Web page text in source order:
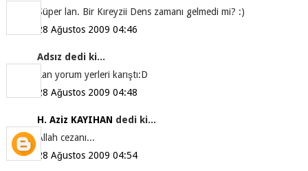
Süper lan. Bir Kıreyzii Dens zamanı gelmedi mi? :)
28 Ağustos 2009 04:46
Adsız dedi ki...
Lan yorum yerleri karıştı:D
28 Ağustos 2009 04:48
H. Aziz KAYIHAN dedi ki...
Allah cezanı...
28 Ağustos 2009 04:54